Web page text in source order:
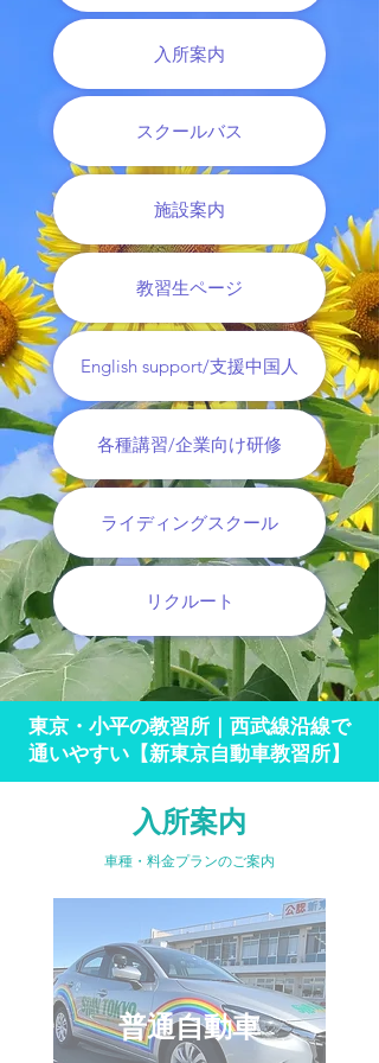
入所案内
スクールバス
施設案内
教習生ページ
English support/支援中国人
各種講習/企業向け研修
ライディングスクール
リクルート
東京・小平の教習所｜西武線沿線で
通いやすい【新東京自動車教習所】
​入所案内
車種・料金プランのご案内
普通自動車